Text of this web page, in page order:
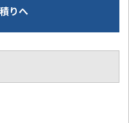
りへ